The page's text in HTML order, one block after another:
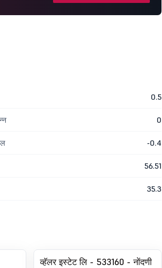
0.5
0
-0.4
56.51
35.3
व्हॅलर इस्टेट लि - 533160 - नोंदणी